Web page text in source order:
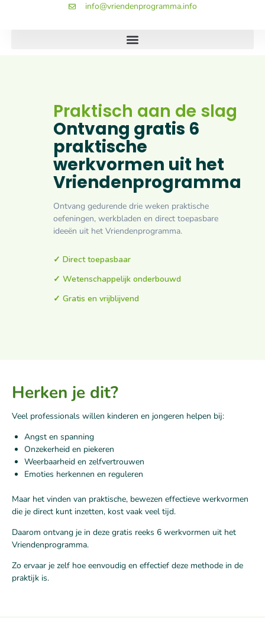
info@vriendenprogramma.info
Praktisch aan de slag
Ontvang gratis 6
praktische
werkvormen uit het
Vriendenprogramma
Ontvang gedurende drie weken praktische
oefeningen, werkbladen en direct toepasbare
ideeën uit het Vriendenprogramma.
✓ Direct toepasbaar
✓ Wetenschappelijk onderbouwd
✓ Gratis en vrijblijvend
Herken je dit?
Veel professionals willen kinderen en jongeren helpen bij:
Angst en spanning
Onzekerheid en piekeren
Weerbaarheid en zelfvertrouwen
Emoties herkennen en reguleren
Maar het vinden van praktische, bewezen effectieve werkvormen
die je direct kunt inzetten, kost vaak veel tijd.
Daarom ontvang je in deze gratis reeks 6 werkvormen uit het
Vriendenprogramma.
Zo ervaar je zelf hoe eenvoudig en effectief deze methode in de
praktijk is.